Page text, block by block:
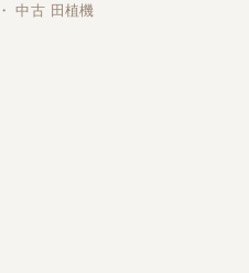
した。
取りました。 状態は問題な
さそうです。 ありがとうご
・ 中古 田植機